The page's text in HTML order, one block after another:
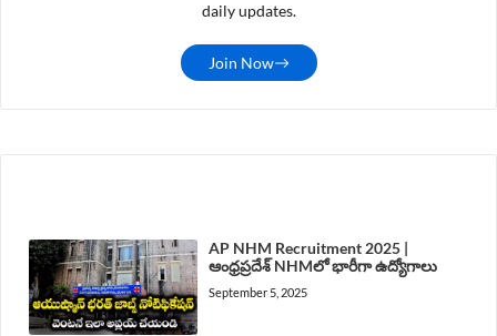
daily updates.
Join Now
AP NHM Recruitment 2025 |
ఆంధ్రప్రదేశ్ NHMలో భారీగా ఉద్యోగాలు
September 5, 2025